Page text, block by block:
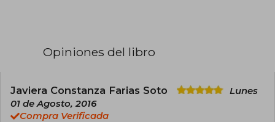
Opiniones del libro
Javiera Constanza Farias Soto
Lunes
01 de Agosto, 2016
Compra Verificada